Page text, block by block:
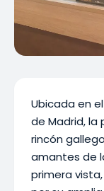
Ubicada en el
de Madrid, la
rincón
amantes de
primera